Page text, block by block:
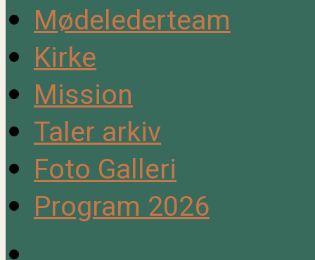
Mødelederteam
Kirke
Mission
Taler arkiv
Foto Galleri
Program 2026